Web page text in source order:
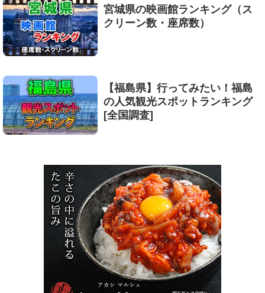
宮城県の映画館ランキング（ス
クリーン数・座席数）
【福島県】行ってみたい！福島
の人気観光スポットランキング
[全国調査]